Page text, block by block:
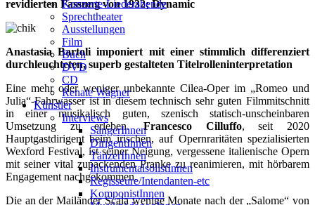
Konzerte-Liederabende
Sprechtheater
Ausstellungen
Film
Buch
DVD
CD
Renate Wagner
Künstler
Interviews
SängerInnen
DirigentInnen
TänzerInnen
InstrumentalsolistInnen
Regisseure/Intendanten-etc
KomponistInnen
revidierten Fassung von 1932; Dynamic
Anastasia Bartoli imponiert mit einer stimmlich differenziert
durchleuchteten, superb gestalteten Titelrolleninterpretation
Eine mehr oder weniger unbekannte Cilea-Oper im „Romeo und
Julia“-Fahrwasser ist in diesem technisch sehr guten Filmmitschnitt
in einer musikalisch guten, szenisch statisch-unscheinbaren
Umsetzung zu erleben.Francesco Cilluffo, seit 2020
Hauptgastdirigent beim irischen, auf Opernraritäten spezialisierten
Wexford Festival, ist seiner Neigung, vergessene italienische Opern
mit seiner vital zupackenden Pranke zu reanimieren, mit hörbarem
Engagement nachgekommen.
Die an der Mailänder Scala wenige Monate nach der „Salome“ von